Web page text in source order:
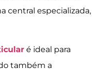
central especializada,
é ideal para
também a